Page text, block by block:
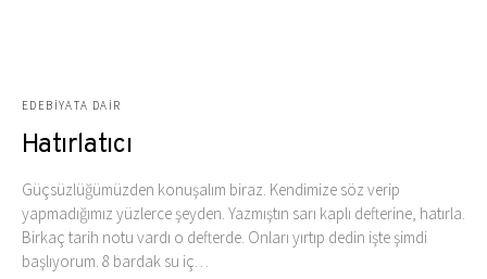
EDEBIYATA DAIR
Hatırlatıcı
Güçsüzlüğümüzden konuşalım biraz. Kendimize söz verip
yapmadığımız yüzlerce şeyden. Yazmıştın sarı kaplı defterine, hatırla.
Birkaç tarih notu vardı o defterde. Onları yırtıp dedin işte şimdi
başlıyorum. 8 bardak su iç…